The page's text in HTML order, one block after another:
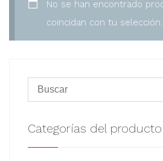
No se han encontrado
coincidan con tu selección.
Categorías del producto